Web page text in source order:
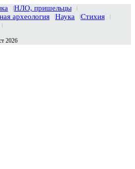
НЛО, пришельцы
археология Наука
Стихия
2026